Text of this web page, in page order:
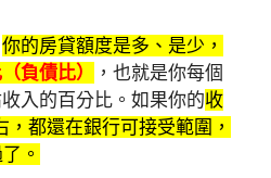
你的房貸額度是多、是少，
負債比）
，也就是你每個
入的百分比。如果你的收
都還在銀行可接受範圍，
。